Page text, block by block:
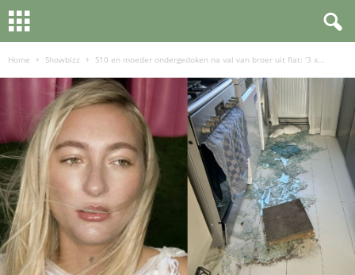
Home Showbizz S10 en moeder ondergedoken na val van broer uit flat: ‘3 x...